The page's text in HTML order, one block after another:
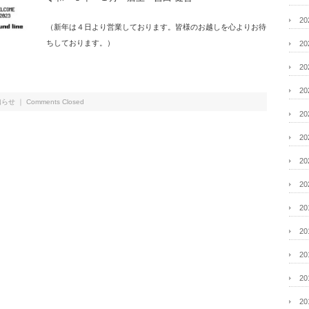
（新年は４日より営業しております。皆様のお越しを心よりお待
ちしております。）
らせ Comments Closed